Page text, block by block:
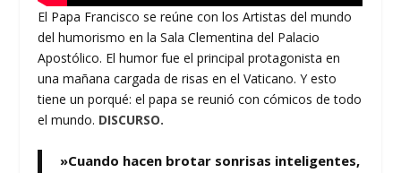
El Papa Francisco se reúne con los Artistas del mundo
del humorismo en la Sala Clementina del Palacio
Apostólico. El humor fue el principal protagonista en
una mañana cargada de risas en el Vaticano. Y esto
tiene un porqué: el papa se reunió con cómicos de todo
el mundo. DISCURSO.
»Cuando hacen brotar sonrisas inteligentes,